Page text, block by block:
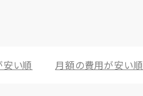
い順 月額の費用が安い順